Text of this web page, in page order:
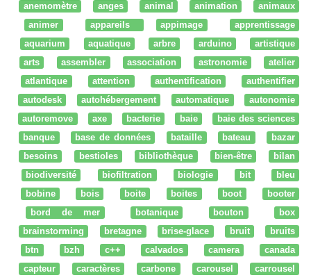
anemomètre
anges animal animation
animaux
animer
appareils appimage
apprentissage
aquarium
aquatique arbre arduino
artistique
arts
assembler association astronomie
atelier
atlantique
attention authentification
authentifier
autodesk
autohébergement automatique
autonomie
autoremove
axe bacterie baie
baie des sciences
banque
base de données bataille bateau
bazar
besoins
bestioles bibliothèque bien-être
bilan
biodiversité
biofiltration biologie bit
bleu
bobine
bois boite boites boot
booter
bord de mer
botanique bouton
box
brainstorming
bretagne brise-glace bruit
bruits
btn
bzh c++ calvados camera
canada
capteur
caractères carbone carousel
carrousel